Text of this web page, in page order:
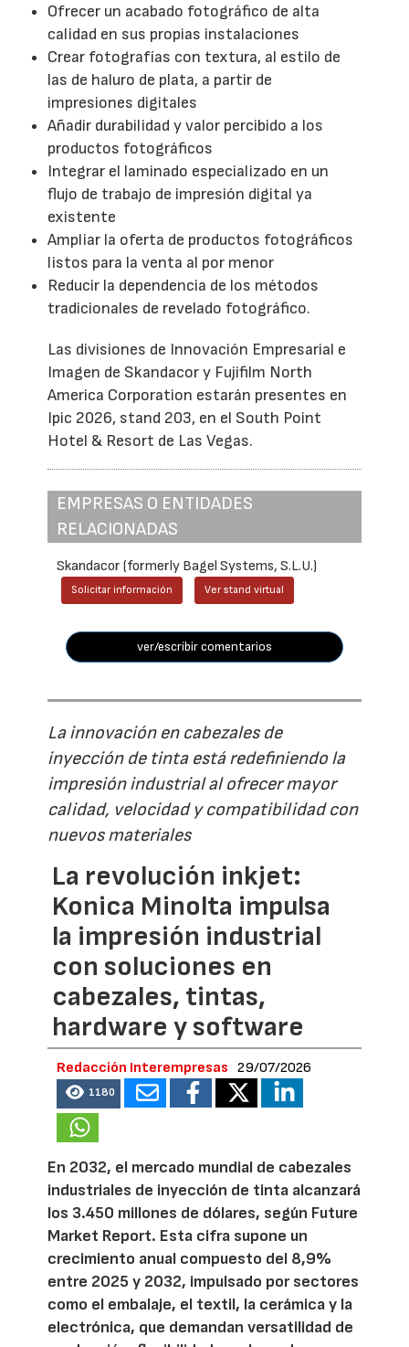
Ofrecer un acabado fotográfico de alta
calidad en sus propias instalaciones
Crear fotografías con textura, al estilo de
las de haluro de plata, a partir de
impresiones digitales
Añadir durabilidad y valor percibido a los
productos fotográficos
Integrar el laminado especializado en un
flujo de trabajo de impresión digital ya
existente
Ampliar la oferta de productos fotográficos
listos para la venta al por menor
Reducir la dependencia de los métodos
tradicionales de revelado fotográfico.
Las divisiones de Innovación Empresarial e
Imagen de Skandacor y Fujifilm North
America Corporation estarán presentes en
Ipic 2026, stand 203, en el South Point
Hotel & Resort de Las Vegas.
EMPRESAS O ENTIDADES
RELACIONADAS
Skandacor (formerly Bagel Systems, S.L.U.)
Solicitar información Ver stand virtual
ver/escribir comentarios
La innovación en cabezales de
inyección de tinta está redefiniendo la
impresión industrial al ofrecer mayor
calidad, velocidad y compatibilidad con
nuevos materiales
La revolución inkjet:
Konica Minolta impulsa
la impresión industrial
con soluciones en
cabezales, tintas,
hardware y software
Redacción Interempresas 29/07/2026
1180
En 2032, el mercado mundial de cabezales
industriales de inyección de tinta alcanzará
los 3.450 millones de dólares, según Future
Market Report. Esta cifra supone un
crecimiento anual compuesto del 8,9%
entre 2025 y 2032, impulsado por sectores
como el embalaje, el textil, la cerámica y la
electrónica, que demandan versatilidad de